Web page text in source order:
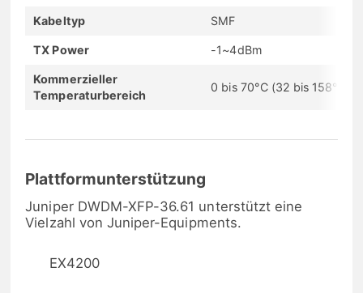
Kabeltyp SMF
TX Power -1~4dBm
Kommerzieller
Temperaturbereich
0 bis 70°C (32 bis 158°F)
Plattformunterstützung
Juniper DWDM-XFP-36.61 unterstützt eine
Vielzahl von Juniper-Equipments.
EX4200